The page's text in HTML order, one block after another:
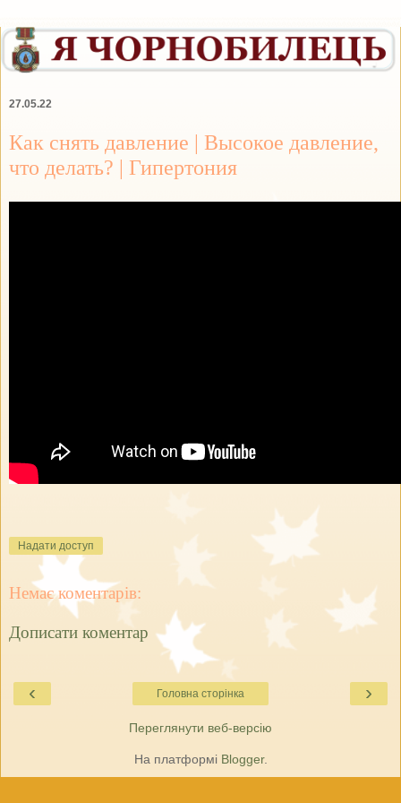
27.05.22
Как снять давление | Высокое давление,
что делать? | Гипертония
Надати доступ
Немає коментарів:
Дописати коментар
‹ ›
Головна сторінка
Переглянути веб-версію
На платформі Blogger.